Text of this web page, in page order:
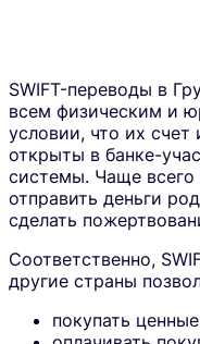
SWIFT-переводы в
всем физическим и
условии, что их счет
открыты в банке-
системы. Чаще всего
отправить деньги
сделать
Соответственно,
другие страны
покупать